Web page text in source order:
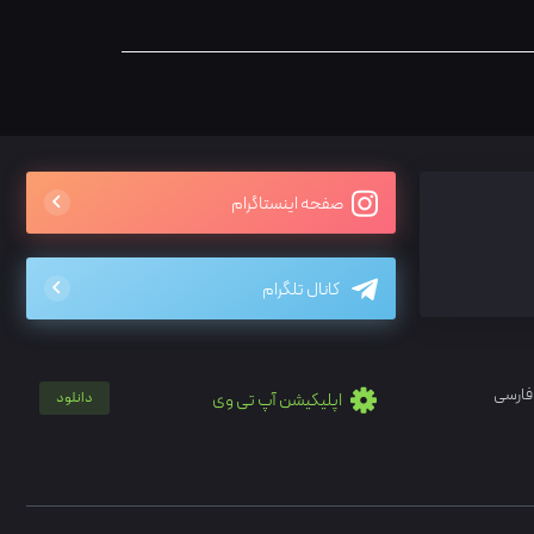
صفحه اینستاگرام
کانال تلگرام
اپلیکیشن آپ تی وی دانلود